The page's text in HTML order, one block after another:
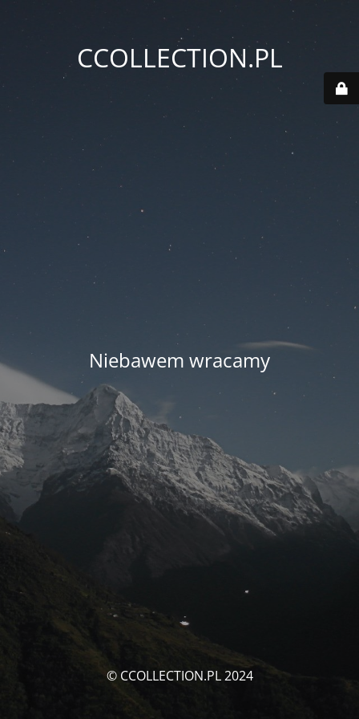
CCOLLECTION.PL
Niebawem wracamy
© CCOLLECTION.PL 2024